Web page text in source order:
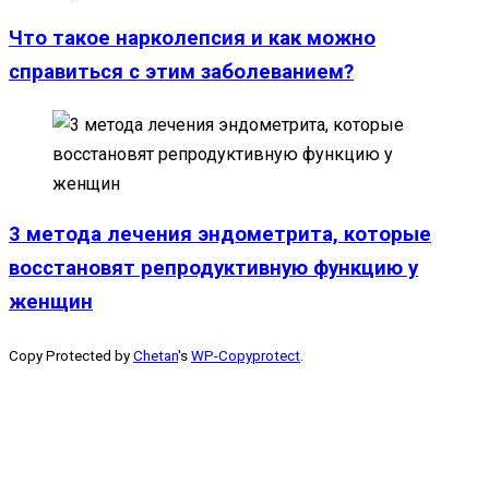
Что такое нарколепсия и как можно
справиться с этим заболеванием?
3 метода лечения эндометрита, которые
восстановят репродуктивную функцию у
женщин
Copy Protected by Chetan's WP-Copyprotect.